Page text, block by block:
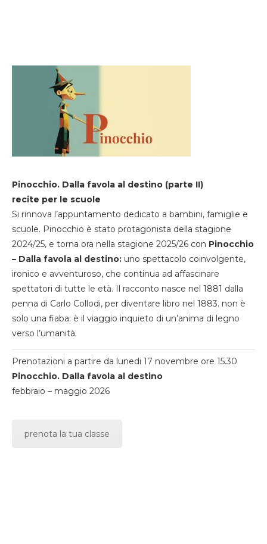
Pinocchio. Dalla favola al destino (parte II)
recite per le scuole
Si rinnova l’appuntamento dedicato a bambini, famiglie e
scuole. Pinocchio è stato protagonista della stagione
2024/25, e torna ora nella stagione 2025/26 con Pinocchio
– Dalla favola al destino: uno spettacolo coinvolgente,
ironico e avventuroso, che continua ad affascinare
spettatori di tutte le età. Il racconto nasce nel 1881 dalla
penna di Carlo Collodi, per diventare libro nel 1883. non è
solo una fiaba: è il viaggio inquieto di un’anima di legno
verso l’umanità.
Prenotazioni a partire da lunedi 17 novembre ore 15.30
Pinocchio. Dalla favola al destino
febbraio – maggio 2026
prenota la tua classe